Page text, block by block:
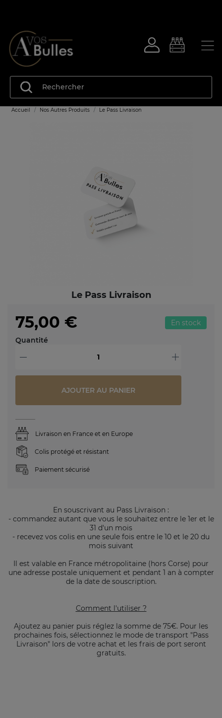
Accueil Nos Autres Produits Le Pass Livraison
Le Pass Livraison
75,00 €
En stock
Quantité
- +
AJOUTER AU PANIER
Livraison en France et en Europe
Colis protégé et résistant
Paiement sécurisé
En souscrivant au Pass Livraison :
- commandez autant que vous le souhaitez entre le 1er et le
31 d'un mois
- recevez vos colis en une seule fois entre le 10 et le 20 du
mois suivant
Il est valable en France métropolitaine (hors Corse) pour
une adresse postale uniquement et pendant 1 an à compter
de la date de souscription.
Comment l'utiliser ?
Ajoutez au panier puis réglez la somme de 75€. Pour les
prochaines fois, sélectionnez le mode de transport "Pass
Livraison" lors de votre achat et les frais de port seront
gratuits.